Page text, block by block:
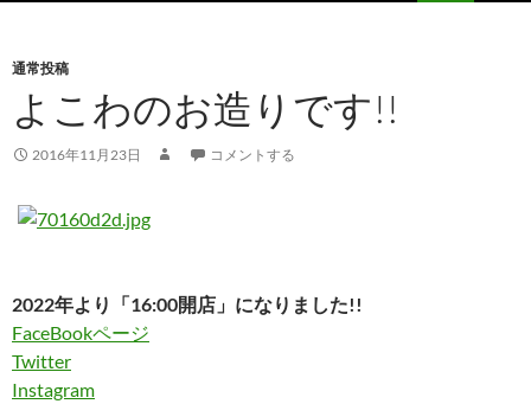
ン
へ
キ
プ
通常投稿
よこわのお造りです!!
2016年11月23日 コメントする
2022年より「16:00開店」になりました!!
FaceBookページ
Twitter
Instagram